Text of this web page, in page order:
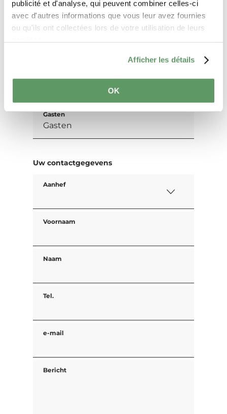
publicité et d'analyse, qui peuvent combiner celles-ci
avec d'autres informations que vous leur avez fournies
ou qu'ils ont collectées lors de votre utilisation de leurs
Afficher les détails
OK
Aanvraag
Reisdatum
Gasten
Uw contactgegevens
Aanhef
Voornaam
Naam
Tel.
e-mail
Bericht